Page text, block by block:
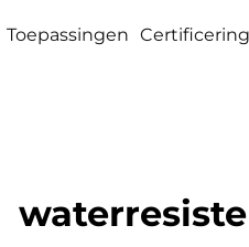
Toepassingen Certificering